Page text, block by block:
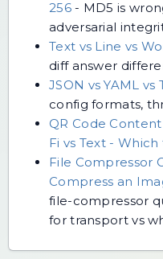
256- MD5 is
adversarial
Text vs Line vs
diff answer
JSON vs YAML vs
config formats,
QR Code
Fi vs Text -
File Compressor
Compress an
file-compressor
for transport vs